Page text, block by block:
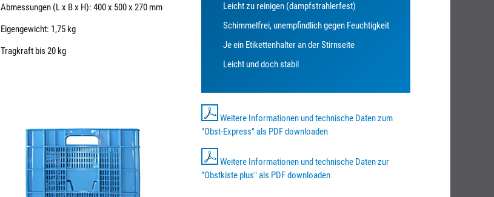
Abmessungen (L x B x H): 400 x 500 x 270 mm
Eigengewicht: 1,75 kg
Tragkraft bis 20 kg
Leicht zu reinigen (dampfstrahlerfest)
Schimmelfrei, unempfindlich gegen Feuchtigkeit
Je ein Etikettenhalter an der Stirnseite
Leicht und doch stabil
Weitere Informationen und technische Daten zum
"Obst-Express" als PDF downloaden
Weitere Informationen und technische Daten zur
"Obstkiste plus" als PDF downloaden